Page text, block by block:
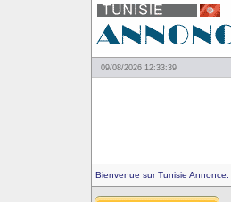
09/08/2026 12:33:39
Bienvenue sur Tunisie Annonce.